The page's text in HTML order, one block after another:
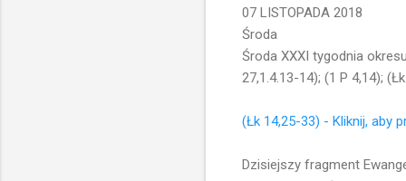
07 LISTOPADA 2018
Środa
Środa XXXI tygodnia
27,1.4.13-14); (1 P 4,14);
(Łk 14,25-33) - Kliknij, aby
Dzisiejszy fragment